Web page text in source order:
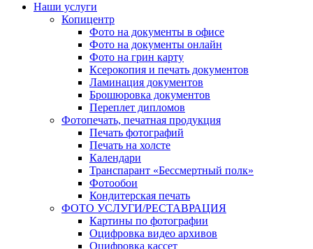
Наши услуги
Копицентр
Фото на документы в офисе
Фото на документы онлайн
Фото на грин карту
Ксерокопия и печать документов
Ламинация документов
Брошюровка документов
Переплет дипломов
Фотопечать, печатная продукция
Печать фотографий
Печать на холсте
Календари
Транспарант «Бессмертный полк»
Фотообои
Кондитерская печать
ФОТО УСЛУГИ/РЕСТАВРАЦИЯ
Картины по фотографии
Оцифровка видео архивов
Оцифровка кассет